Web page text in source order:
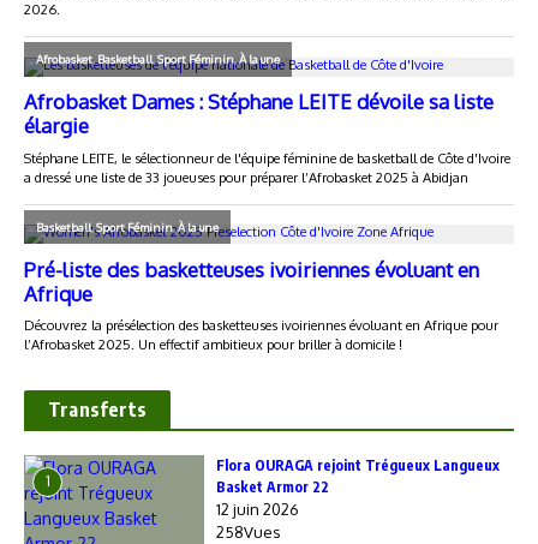
Transferts
1
Flora OURAGA rejoint Trégueux Langueux
Basket Armor 22
12 juin 2026
258Vues